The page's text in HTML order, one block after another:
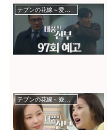
テプンの花嫁～愛と復讐の羅針盤
テプンの花嫁～愛と復讐の羅針盤